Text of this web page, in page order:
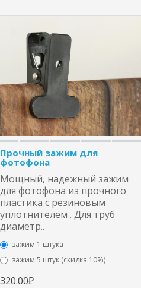
Прочный зажим для
фотофона
Мощный, надежный зажим
для фотофона из прочного
пластика с резиновым
уплотнителем . Для труб
диаметр..
зажим 1 штука
зажим 5 штук (скидка 10%)
320.00₽